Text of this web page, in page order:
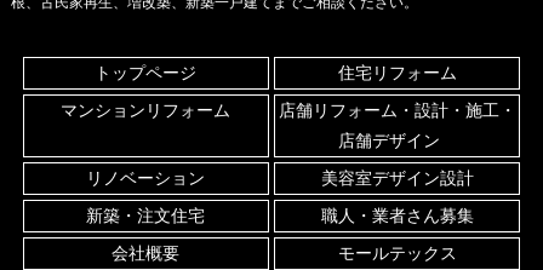
トップページ
住宅リフォーム
マンションリフォーム
店舗リフォーム・設計・施工・
店舗デザイン
リノベーション
美容室デザイン設計
新築・注文住宅
職人・業者さん募集
会社概要
モールテックス